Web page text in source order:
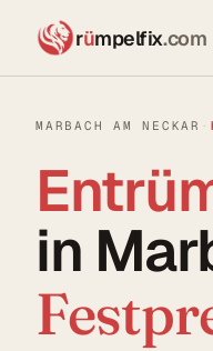
rümpelfix.com
MARBACH AM NECKAR ·
in